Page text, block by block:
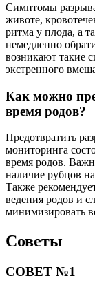
Симптомы
животе,
ритма у плода, а
немедленно
возникают такие
экстренного
Как можно
время родов?
Предотвратить
мониторинга
время родов.
наличие рубцов
Также
ведения родов и
минимизировать
Советы
СОВЕТ №1